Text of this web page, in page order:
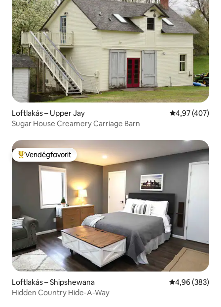
Loftlakás – Upper Jay Átlagos
4,97 (407)
Sugar House Creamery Carriage Barn
Kiemelt vendégfavorit
Vendégfavorit
Loftlakás – Shipshewana Átlagos
4,96 (383)
Hidden Country Hide-A-Way